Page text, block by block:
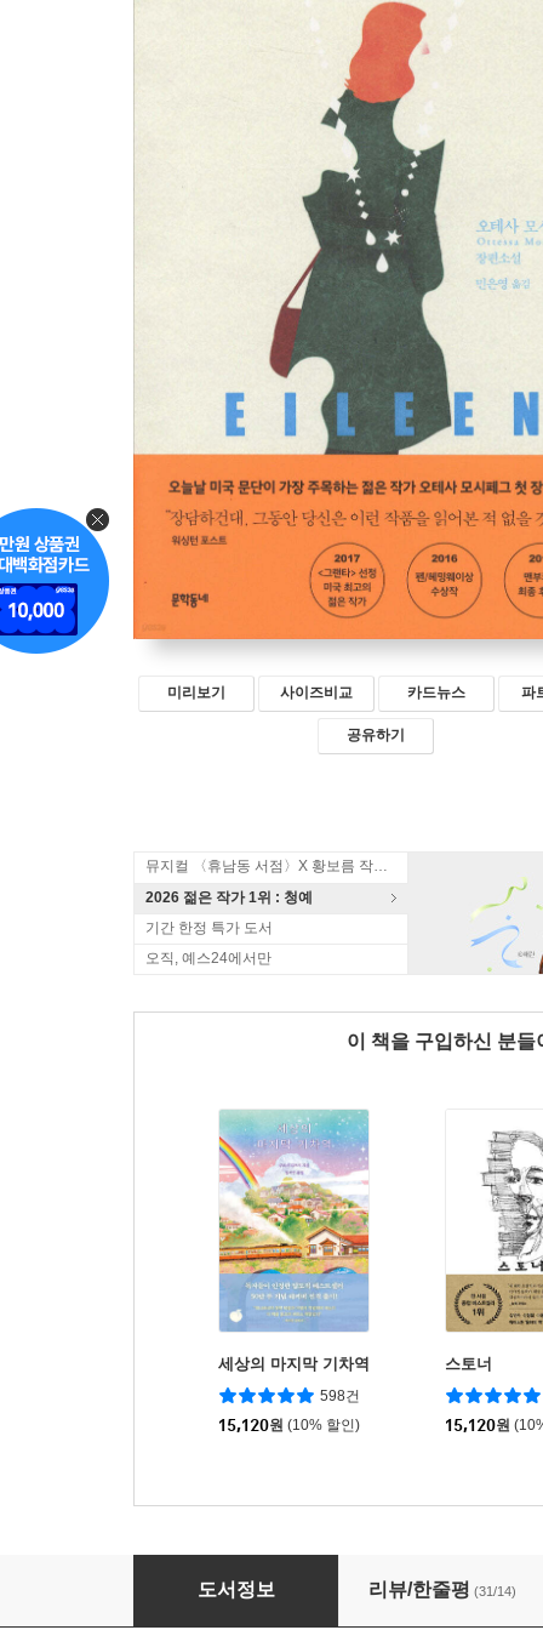
미리보기 사이즈비교 카드뉴스 파
공유하기
뮤지컬 〈휴남동 서점〉X 황보름 작가 북토크
2026 젊은 작가 1위 : 청예
기간 한정 특가 도서
오직, 예스24에서만
이 책을 구입하신 분
세상의 마지막 기차역
598건
15,120원 (10% 할인)
스토너
15,120원
도서정보 리뷰/한줄평 (31/14)